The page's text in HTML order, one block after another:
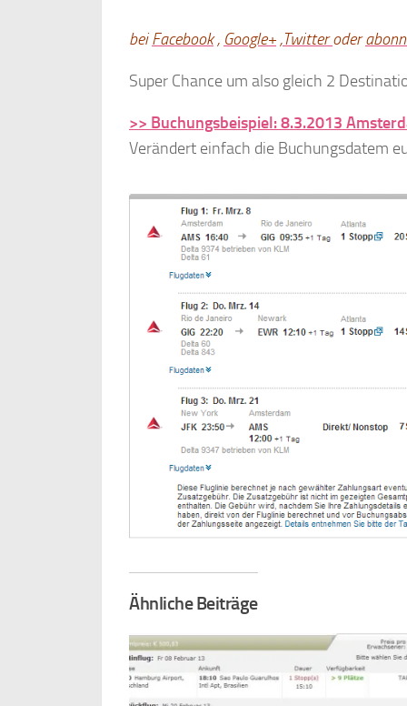
beiFacebook, Google+,Twitteroder
Super Chance um also gleich 2
>> Buchungsbeispiel: 8.3.2013
Verändert einfach die Buchungsdatem
Ähnliche Beiträge